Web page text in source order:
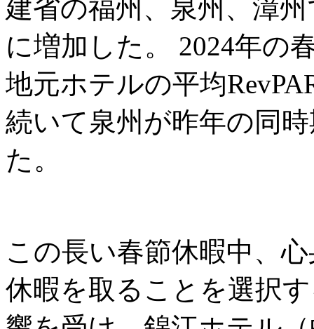
建省の福州、泉州、漳
に増加した。 2024年の
地元ホテルの平均
続いて泉州が昨年の同
た。
この長い春節休暇中、
休暇を取ることを選択